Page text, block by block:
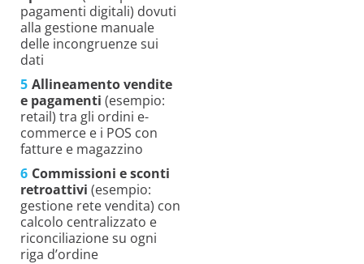
pagamenti digitali) dovuti
alla gestione manuale
delle incongruenze sui
dati
Allineamento vendite
e pagamenti (esempio:
retail) tra gli ordini e-
commerce e i POS con
fatture e magazzino
Commissioni e sconti
retroattivi (esempio:
gestione rete vendita) con
calcolo centralizzato e
riconciliazione su ogni
riga d’ordine